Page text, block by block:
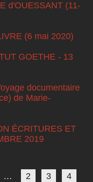
d'OUESSANT (11-
(6 mai 2020)
GOETHE - 13
documentaire
de Marie-
ÉCRITURES ET
2019
… 2 3 4